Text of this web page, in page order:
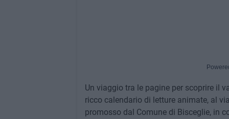
Un viaggio tra le pagine per scoprire il
ricco calendario di letture animate, al
promosso dal Comune di Bisceglie, in